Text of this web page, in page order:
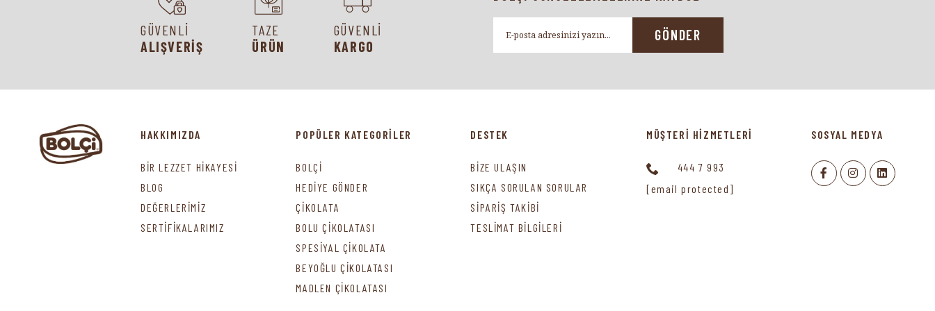
GÜVENLİ
ALIŞVERİŞ
TAZE
ÜRÜN
GÜVENLİ
KARGO
GÖNDER
HAKKIMIZDA
BİR LEZZET HİKAYESİ
BLOG
DEĞERLERİMİZ
SERTİFİKALARIMIZ
POPÜLER KATEGORİLER
BOLÇİ
HEDİYE GÖNDER
ÇİKOLATA
BOLU ÇİKOLATASI
SPESİYAL ÇİKOLATA
BEYOĞLU ÇİKOLATASI
MADLEN ÇİKOLATASI
DESTEK
BİZE ULAŞIN
SIKÇA SORULAN SORULAR
SİPARİŞ TAKİBİ
TESLİMAT BİLGİLERİ
MÜŞTERİ HİZMETLERİ
444 7 993
[email protected]
SOSYAL MEDYA